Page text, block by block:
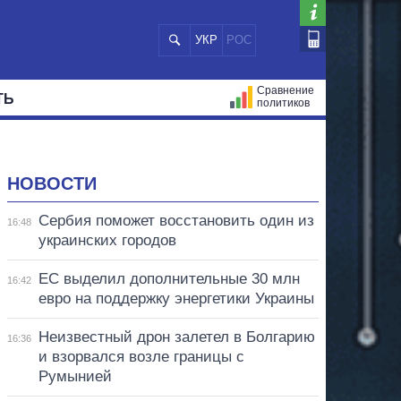
УКР РОС
Сравнение
политиков
НОВОСТИ
16:48
Сербия поможет восстановить один из
украинских городов
16:42
ЕС выделил дополнительные 30 млн
евро на поддержку энергетики Украины
16:36
Неизвестный дрон залетел в Болгарию
и взорвался возле границы с
Румынией